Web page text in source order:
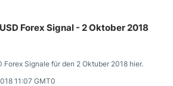
Forex Signal - 2 Oktober 2018
Forex Signale für den 2 Oktuber 2018 hier.
11:07 GMT0